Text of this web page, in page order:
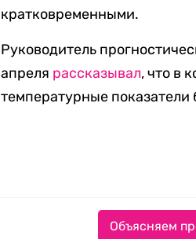
кратковременными.
Руководитель
апреля рассказывал, что в
температурные
Объясняем